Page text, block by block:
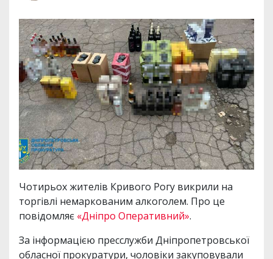
Чотирьох жителів Кривого Рогу викрили на
торгівлі немаркованим алкоголем. Про це
повідомляє «Дніпро Оперативний».
За інформацією пресслужби Дніпропетровської
обласної прокуратури, чоловіки закуповували